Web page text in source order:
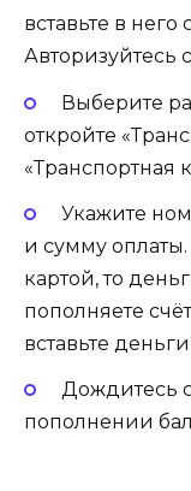
вставьте в
Выберите
откройте
«Транспортная
Укажите
и сумму
картой, то
пополняете
вставьте
Дождитесь
пополнении